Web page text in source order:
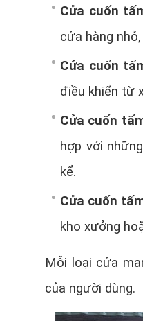
Cửa cuốn
cửa hàng
Cửa cuốn
điều khiển từ
Cửa cuốn
hợp với
kể.
Cửa cuốn
kho xưởng
Mỗi loại cửa
của người dùng.